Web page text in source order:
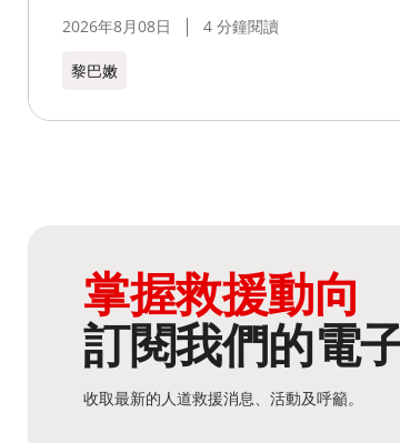
2026年8月08日 4 分鐘閱讀
黎巴嫩​
掌握救援動向
訂閱我們的電
收取最新的人道救援消息、活動及呼籲。